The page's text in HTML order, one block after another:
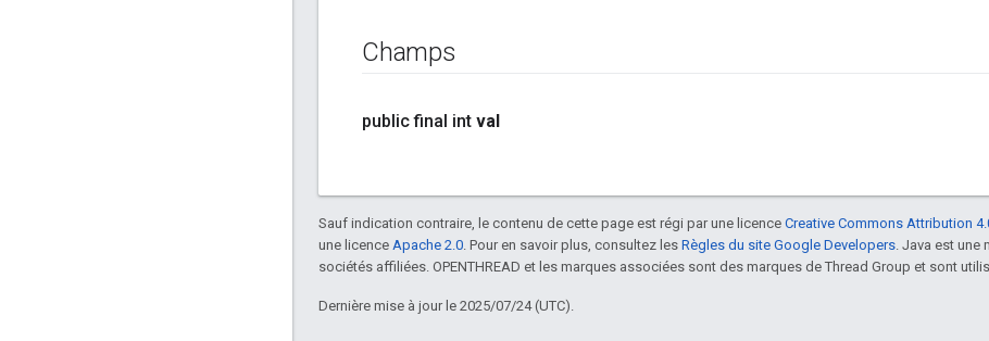
Champs
public final int val
Sauf indication contraire, le contenu de cette page est régi par une licence Creative Commons Attribution
une licence Apache 2.0. Pour en savoir plus, consultez les Règles du site Google Developers. Java est une
sociétés affiliées. OPENTHREAD et les marques associées sont des marques de Thread Group et sont
Dernière mise à jour le 2025/07/24 (UTC).